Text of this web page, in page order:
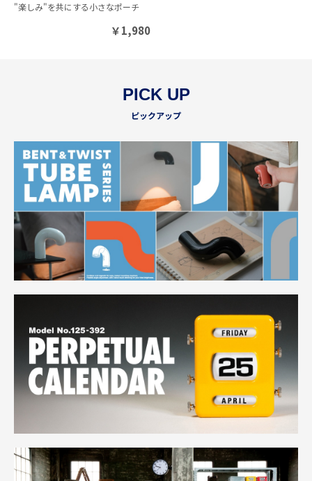
"楽しみ"を共にする小さなポーチ
￥1,980
PICK UP
ピックアップ